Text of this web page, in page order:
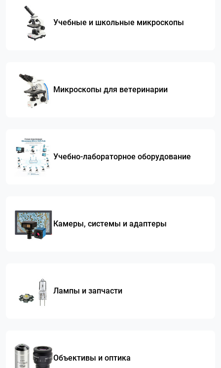
Учебные и школьные микроскопы
Микроскопы для ветеринарии
Учебно-лабораторное оборудование
Камеры, системы и адаптеры
Лампы и запчасти
Объективы и оптика